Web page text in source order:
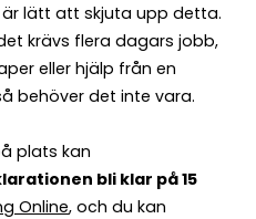
lätt att skjuta upp detta.
krävs flera dagars jobb,
eller hjälp från en
behöver det inte vara.
plats kan
bli klar på 15
Online, och du kan